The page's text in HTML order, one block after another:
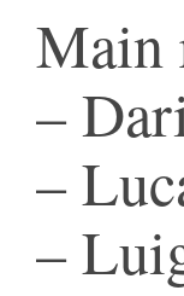
Main
–
–
–